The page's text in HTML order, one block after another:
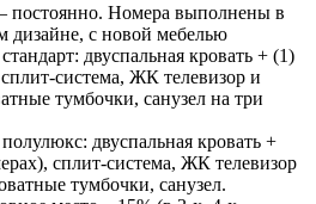
постоянно. Номера выполнены в
дизайне, с новой мебелью
двуспальная кровать + (1)
система, ЖК телевизор и
тумбочки, санузел на три
двуспальная кровать +
сплит-система, ЖК телевизор
тумбочки, санузел.